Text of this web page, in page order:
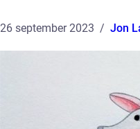
26 september 2023 Jon